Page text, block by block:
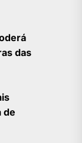
das
de